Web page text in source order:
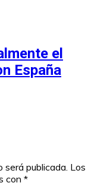
el
España
será publicada. Los
con *